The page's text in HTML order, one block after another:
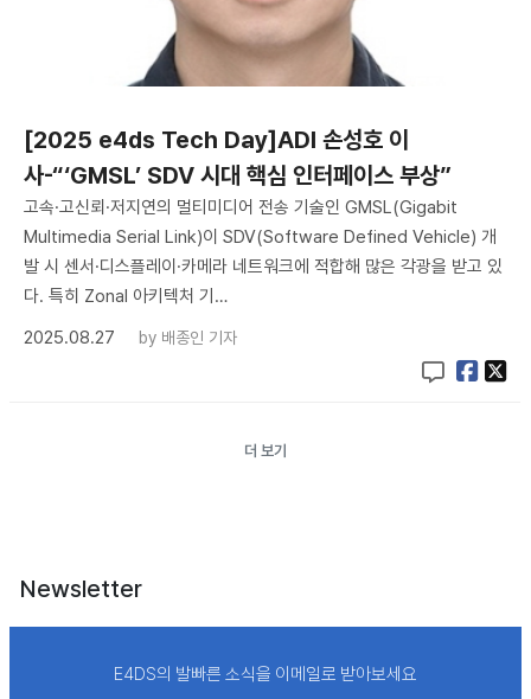
[2025 e4ds Tech Day]ADI 손성호 이
사-“‘GMSL’ SDV 시대 핵심 인터페이스 부상”
고속·고신뢰·저지연의 멀티미디어 전송 기술인 GMSL(Gigabit
Multimedia Serial Link)이 SDV(Software Defined Vehicle) 개
발 시 센서·디스플레이·카메라 네트워크에 적합해 많은 각광을 받고 있
다. 특히 Zonal 아키텍처 기…
2025.08.27
by 배종인 기자
더 보기
Newsletter
E4DS의 발빠른 소식을 이메일로 받아보세요